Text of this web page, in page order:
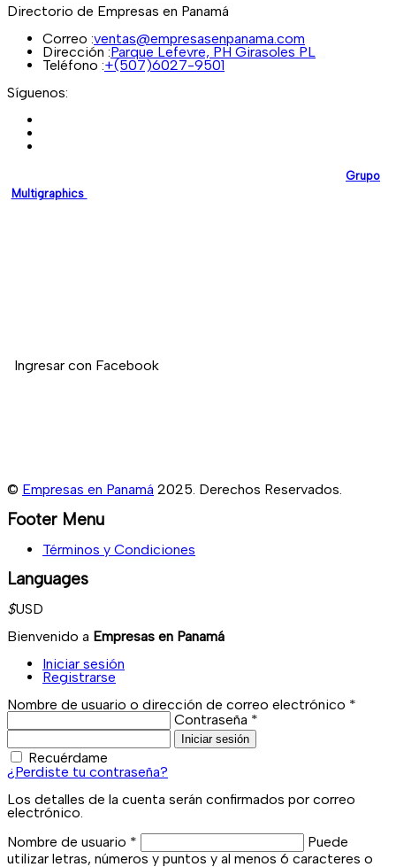
Directorio de Empresas en Panamá
Correo :ventas@empresasenpanama.com
Dirección :Parque Lefevre, PH Girasoles PL
Teléfono :+(507)6027-9501
Síguenos:
Grupo
Multigraphics
Ingresar con Facebook
© Empresas en Panamá 2025. Derechos Reservados.
Footer Menu
Términos y Condiciones
Languages
$USD
Bienvenido a Empresas en Panamá
Iniciar sesión
Registrarse
Nombre de usuario o dirección de correo electrónico *
Contraseña *
Iniciar sesión
Recuérdame
¿Perdiste tu contraseña?
Los detalles de la cuenta serán confirmados por correo
electrónico.
Nombre de usuario *
Puede
utilizar letras, números y puntos y al menos 6 caracteres o